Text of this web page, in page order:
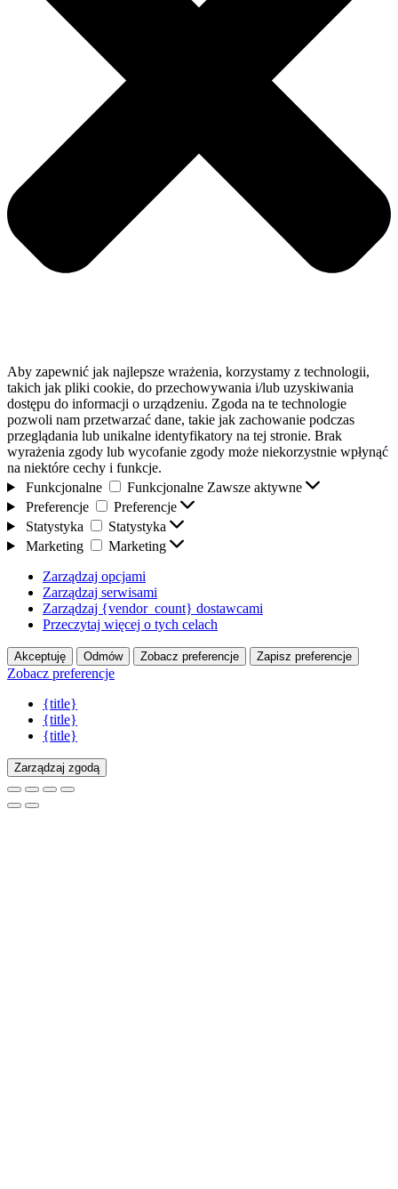
Aby zapewnić jak najlepsze wrażenia, korzystamy z technologii,
takich jak pliki cookie, do przechowywania i/lub uzyskiwania
dostępu do informacji o urządzeniu. Zgoda na te technologie
pozwoli nam przetwarzać dane, takie jak zachowanie podczas
przeglądania lub unikalne identyfikatory na tej stronie. Brak
wyrażenia zgody lub wycofanie zgody może niekorzystnie wpłynąć
na niektóre cechy i funkcje.
Funkcjonalne
Funkcjonalne Zawsze aktywne
Preferencje
Preferencje
Statystyka
Statystyka
Marketing
Marketing
Zarządzaj opcjami
Zarządzaj serwisami
Zarządzaj {vendor_count} dostawcami
Przeczytaj więcej o tych celach
Akceptuję Odmów Zobacz preferencje Zapisz preferencje
Zobacz preferencje
{title}
{title}
{title}
Zarządzaj zgodą